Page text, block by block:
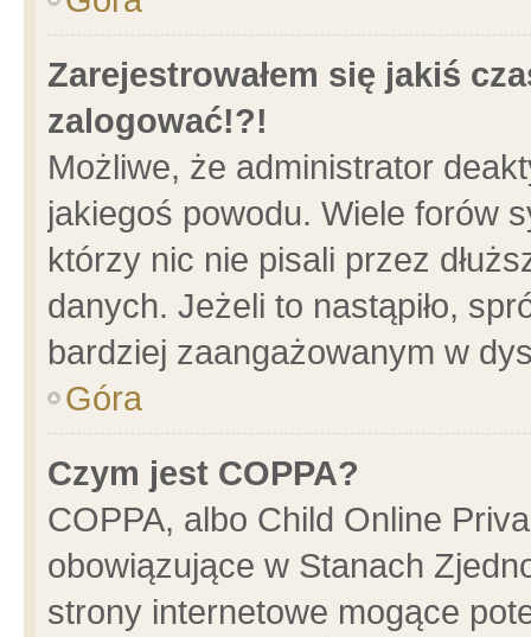
Zarejestrowałem się jakiś
zalogować!?!
Możliwe, że administrator
jakiegoś powodu. Wiele forów
którzy nic nie pisali przez
danych. Jeżeli to nastąpiło,
bardziej zaangażowanym w
Góra
Czym jest COPPA?
COPPA, albo Child Online
obowiązujące w Stanach
strony internetowe mogące